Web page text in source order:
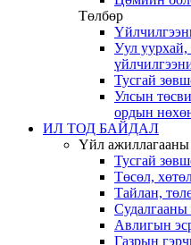
Төлбөр
Уул уурхай,
Тусгай
Улсын
ордын
ИЛ ТОД БАЙДАЛ
Үйл ажиллагааны
Тусгай
Төсөл,
Тайлан,
Судалгааны
Авлигын
Газрын